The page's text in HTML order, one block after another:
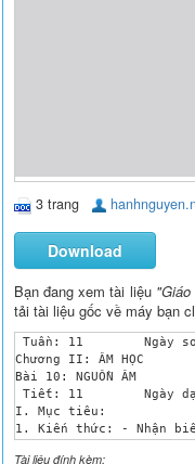
3 trang
Download
Bạn đang xem tài liệu
tải tài liệu gốc về máy bạn
Tuần: 11	 Ngày soạn: 29-10-2017
Chương II: ÂM HỌC
Bài 10: NGUỒN ÂM
Tiết: 11	 Ngày dạy: 31-10-2017
I. Mục tiêu:
1. Kiến thức: - Nhận
- Nêu được nguồn âm
Tài liệu đính kèm: